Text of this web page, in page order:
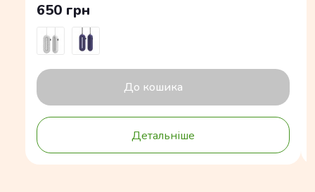
650 грн
До кошика
Детальніше